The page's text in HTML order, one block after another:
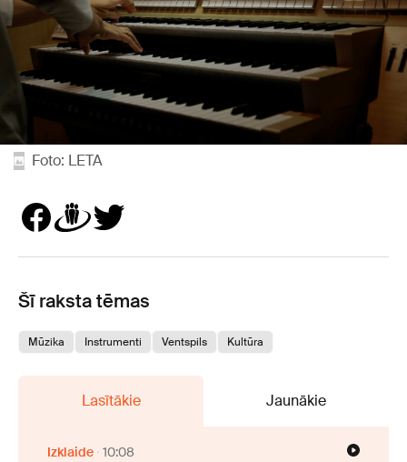
Foto: LETA
Šī raksta tēmas
Mūzika Instrumenti Ventspils Kultūra
Lasītākie Jaunākie
Izklaide 10:08